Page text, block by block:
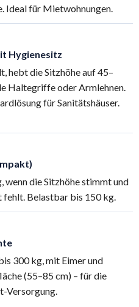
Ideal für Mietwohnungen.
Hygienesitz
hebt die Sitzhöhe auf 45–
Haltegriffe oder Armlehnen.
für Sanitätshäuser.
wenn die Sitzhöhe stimmt und
Belastbar bis 150 kg.
300 kg, mit Eimer und
(55–85 cm) – für die
Versorgung.